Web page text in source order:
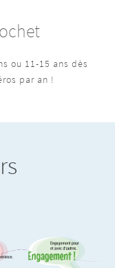
ou 11-15 ans dès
par an !